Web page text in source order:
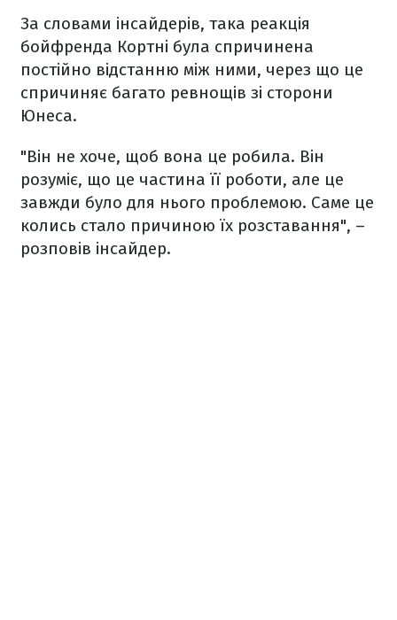
За словами інсайдерів, така реакція
бойфренда Кортні була спричинена
постійно відстанню між ними, через що це
спричиняє багато ревнощів зі сторони
Юнеса.
"Він не хоче, щоб вона це робила. Він
розуміє, що це частина її роботи, але це
завжди було для нього проблемою. Саме це
колись стало причиною їх розставання", –
розповів інсайдер.